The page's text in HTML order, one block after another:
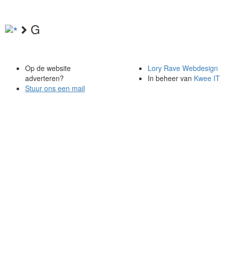
G
Op de website
adverteren?
Stuur ons een mail
Lory Rave Webdesign
In beheer van Kwee IT